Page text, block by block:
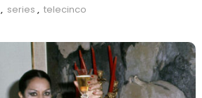
, series , telecinco